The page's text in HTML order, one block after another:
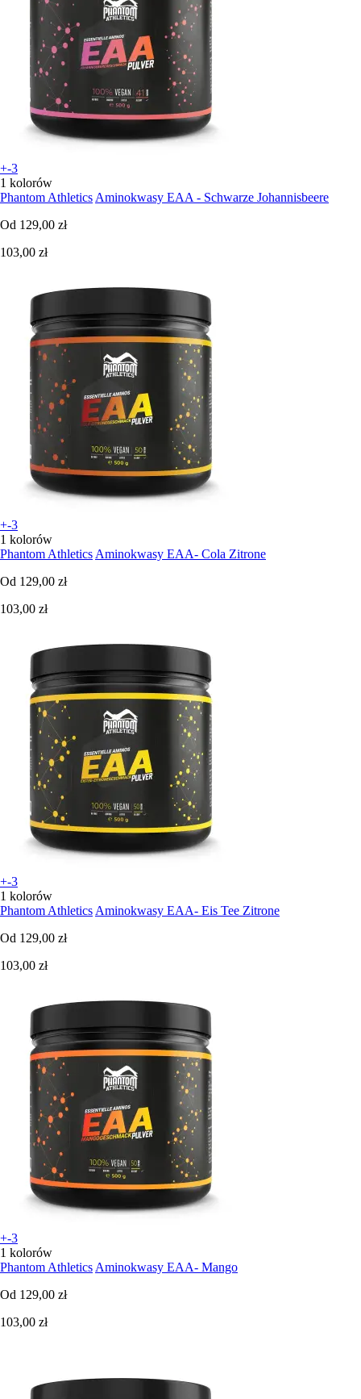
+-3
1 kolorów
Phantom Athletics Aminokwasy EAA - Schwarze Johannisbeere
Od 129,00 zł
103,00 zł
+-3
1 kolorów
Phantom Athletics Aminokwasy EAA- Cola Zitrone
Od 129,00 zł
103,00 zł
+-3
1 kolorów
Phantom Athletics Aminokwasy EAA- Eis Tee Zitrone
Od 129,00 zł
103,00 zł
+-3
1 kolorów
Phantom Athletics Aminokwasy EAA- Mango
Od 129,00 zł
103,00 zł